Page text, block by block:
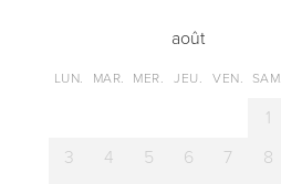
août
LUN. MAR. MER. JEU. VEN. SAM.
1
3
4 5 6 7 8